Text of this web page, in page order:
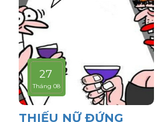
27
Tháng 08
THIẾU NỮ ĐỨNG